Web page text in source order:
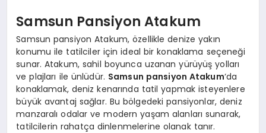
Samsun Pansiyon Atakum
Samsun pansiyon Atakum, özellikle denize yakın
konumu ile tatilciler için ideal bir konaklama seçeneği
sunar. Atakum, sahil boyunca uzanan yürüyüş yolları
ve plajları ile ünlüdür. Samsun pansiyon Atakum‘da
konaklamak, deniz kenarında tatil yapmak isteyenlere
büyük avantaj sağlar. Bu bölgedeki pansiyonlar, deniz
manzaralı odalar ve modern yaşam alanları sunarak,
tatilcilerin rahatça dinlenmelerine olanak tanır.